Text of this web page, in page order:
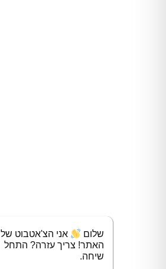
שלום
אני הצ'אטבוט של
האתר! צריך עזרה? התחל
שיחה.